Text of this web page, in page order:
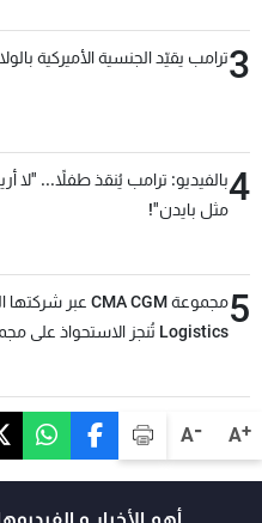
A+
A-
3ترامب يقيّد الجنسية الأميركية
4بالفيديو: ترامب يُنقذ طفلاً... "لا
مثل بايدن"!
5Logistics تُنجز الاستحواذ على مجموعة فتّال